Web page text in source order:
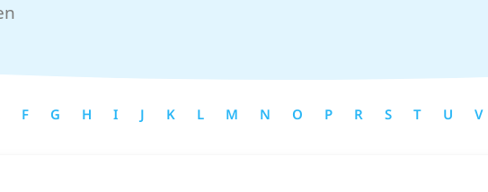
F G H I J K L M N O P R S T U V